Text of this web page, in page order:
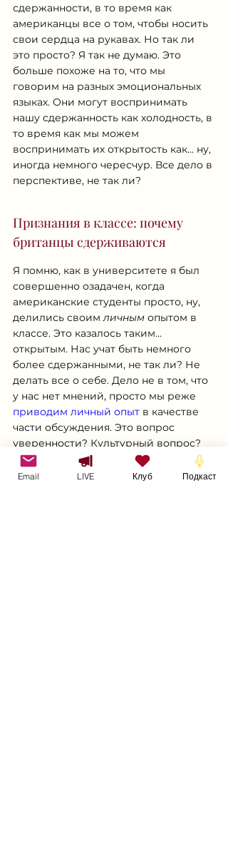
сдержанности, в то время как
американцы все о том, чтобы носить
свои сердца на рукавах. Но так ли
это просто? Я так не думаю. Это
больше похоже на то, что мы
говорим на разных эмоциональных
языках. Они могут воспринимать
нашу сдержанность как холодность, в
то время как мы можем
воспринимать их открытость как... ну,
иногда немного чересчур. Все дело в
перспективе, не так ли?
Признания в классе: почему
британцы сдерживаются
Я помню, как в университете я был
совершенно озадачен, когда
американские студенты просто, ну,
делились своим личным опытом в
классе. Это казалось таким...
открытым. Нас учат быть немного
более сдержанными, не так ли? Не
делать все о себе. Дело не в том, что
у нас нет мнений, просто мы реже
приводим личный опыт в качестве
части обсуждения. Это вопрос
уверенности? Культурный вопрос?
Вероятно, и то, и другое, если честно.
Email LIVE Клуб Подкаст